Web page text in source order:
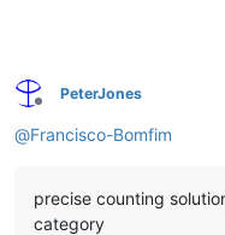
Offline
PeterJones
@Francisco-Bomfim
precise counting
category